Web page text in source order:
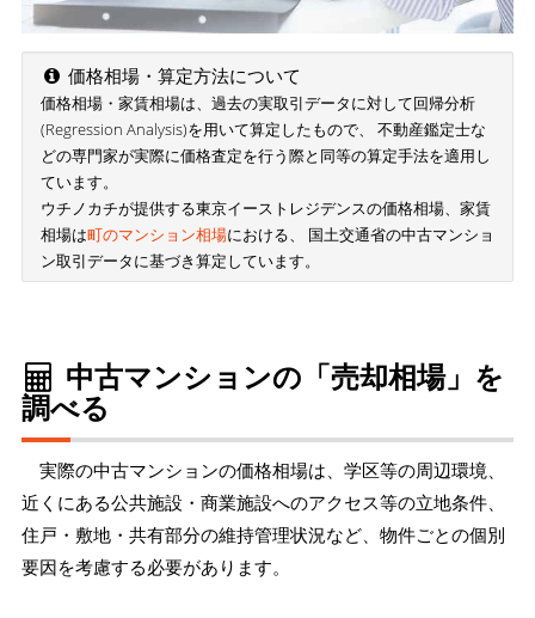
価格相場・算定方法について
価格相場・家賃相場は、過去の実取引データに対して回帰分析
(Regression Analysis)を用いて算定したもので、 不動産鑑定士な
どの専門家が実際に価格査定を行う際と同等の算定手法を適用し
ています。
ウチノカチが提供する東京イーストレジデンスの価格相場、家賃
相場は町のマンション相場における、 国土交通省の中古マンショ
ン取引データに基づき算定しています。
中古マンションの「売却相場」を
調べる
実際の中古マンションの価格相場は、学区等の周辺環境、
近くにある公共施設・商業施設へのアクセス等の立地条件、
住戸・敷地・共有部分の維持管理状況など、物件ごとの個別
要因を考慮する必要があります。